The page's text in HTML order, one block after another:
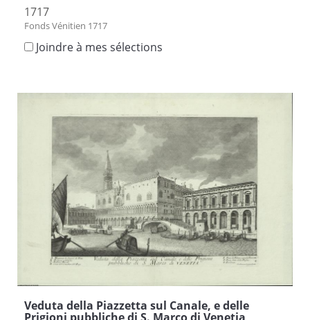
1717
Fonds Vénitien 1717
Joindre à mes sélections
Veduta della Piazzetta sul Canale, e delle